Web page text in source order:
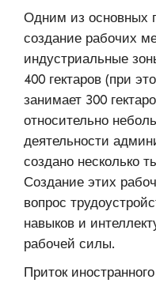
Одним из основных
создание рабочих
индустриальные
400 гектаров (при
занимает 300
относительно
деятельности
создано несколько
Создание этих
вопрос
навыков и
рабочей силы.
Приток